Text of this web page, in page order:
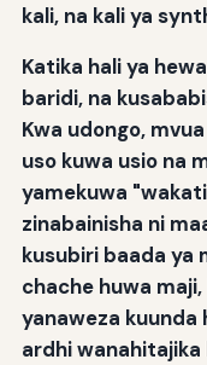
kali, na kali ya
Katika hali ya
baridi, na
Kwa udongo,
uso kuwa usio na
yamekuwa
zinabainisha ni
kusubiri baada ya
chache huwa
yanaweza
ardhi wanahitajika